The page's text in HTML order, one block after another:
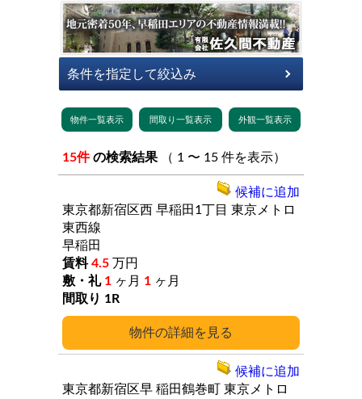
15件 の検索結果 （ 1 〜 15 件を表示）
詳細
東京都新宿区西 早稲田1丁目 東京メトロ
東西線
早稲田
4.5 万円
1 ヶ月 1 ヶ月
1R
候補に追加
東京都新宿区早 稲田鶴巻町 東京メトロ
候補に追加